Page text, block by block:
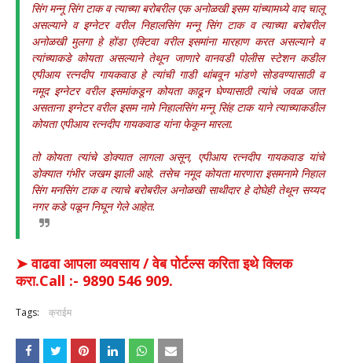
सिंग मन्नू सिंग टाक व त्याच्या बरोबरील एक अनोळखी इसम यांच्यामध्ये वाद चालू
असल्याने व इग्नेटर वरील निहालसिंग मन्नू सिंग टाक व त्याच्या बरोबरील
अनोळखी मुलगा हे होंडा एक्टिवा वरील इसमांना मारहाण करत असल्याने व
त्यांच्याकडे कोयता असल्याने तेथून जाणारे वानवडी पोलीस स्टेशन कडील
एपीआय रत्नदीप गायकवाड हे त्यांची गाडी थांबवून भांडणे सोडवण्यासाठी व
नमूद इग्नेटर वरील इसमांकडून कोयता काढून घेण्यासाठी त्यांचे जवळ जात
असताना इग्नेटर वरील इसम नामे निहालसिंग मन्नू सिंह टाक याने त्याच्याकडील
कोयता एपीआय रत्नदीप गायकवाड यांना फेकून मारला.
तो कोयता त्यांचे डोक्यात लागला असून, एपीआय रत्नदीप गायकवाड यांचे
डोक्यात गंभीर जखम झाली आहे. तसेच नमूद कोयता मारणारा इसमनामे निहाल
सिंग मनसिंग टाक व त्याचे बरोबरील अनोळखी साथीदार हे दोघेही तेथून सय्यद
नगर कडे पळून निघून गेले आहेत.
➤ वाढवा आपला व्यवसाय / वेब पोर्टल्स करिता इथे क्लिक
करा.Call :- 9890 546 909.
Tags: क्राईम